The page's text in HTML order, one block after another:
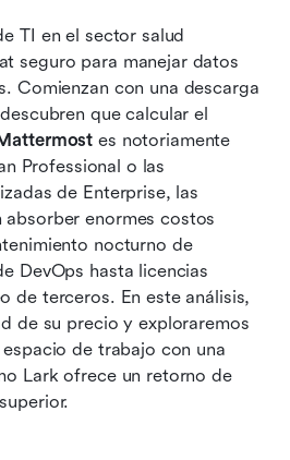
TI en el sector salud
seguro para manejar datos
Comienzan con una descarga
que calcular el
es notoriamente
Professional o las
de Enterprise, las
enormes costos
nocturno de
DevOps hasta licencias
de terceros. En este análisis,
de su precio y exploraremos
de trabajo con una
Lark ofrece un retorno de
no es suficiente
alternativa de alto
a Mattermost